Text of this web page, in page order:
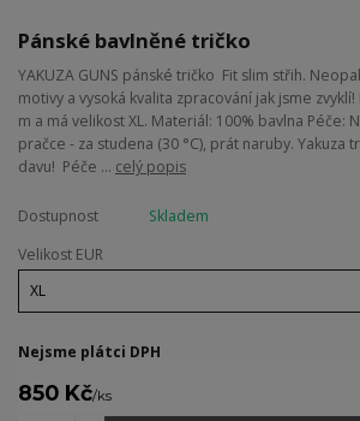
Pánské bavlněné tričko
YAKUZA GUNS pánské tričko Fit slim střih.
motivy a vysoká kvalita zpracování jak jsme
m a má velikost XL. Materiál: 100% bavlna Péče:
pračce - za studena (30 °C), prát naruby. Yakuza
davu! Péče ... celý popis
Dostupnost
Skladem
Velikost EUR
Nejsme plátci DPH
850 Kč/ks